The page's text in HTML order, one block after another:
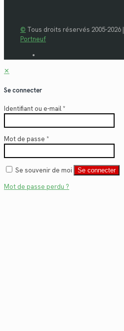
© Tous droits réservés 2005-2026 |
Portneuf
✕
Se connecter
Identifiant ou e-mail*
Mot de passe *
Se souvenir de moi Se connecter
Mot de passe perdu ?